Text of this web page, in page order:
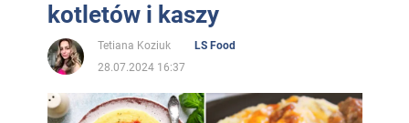
kotletów i kaszy
Tetiana Koziuk
LS Food
28.07.2024 16:37